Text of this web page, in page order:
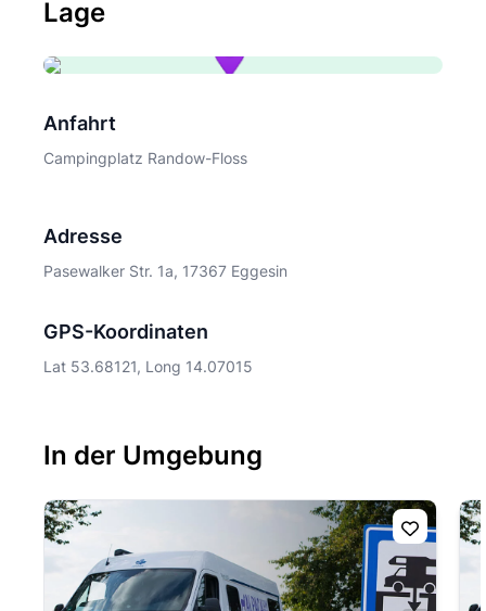
Lage
Anfahrt
Campingplatz Randow-Floss
Adresse
Pasewalker Str. 1a, 17367 Eggesin
GPS-Koordinaten
Lat 53.68121, Long 14.07015
In der Umgebung